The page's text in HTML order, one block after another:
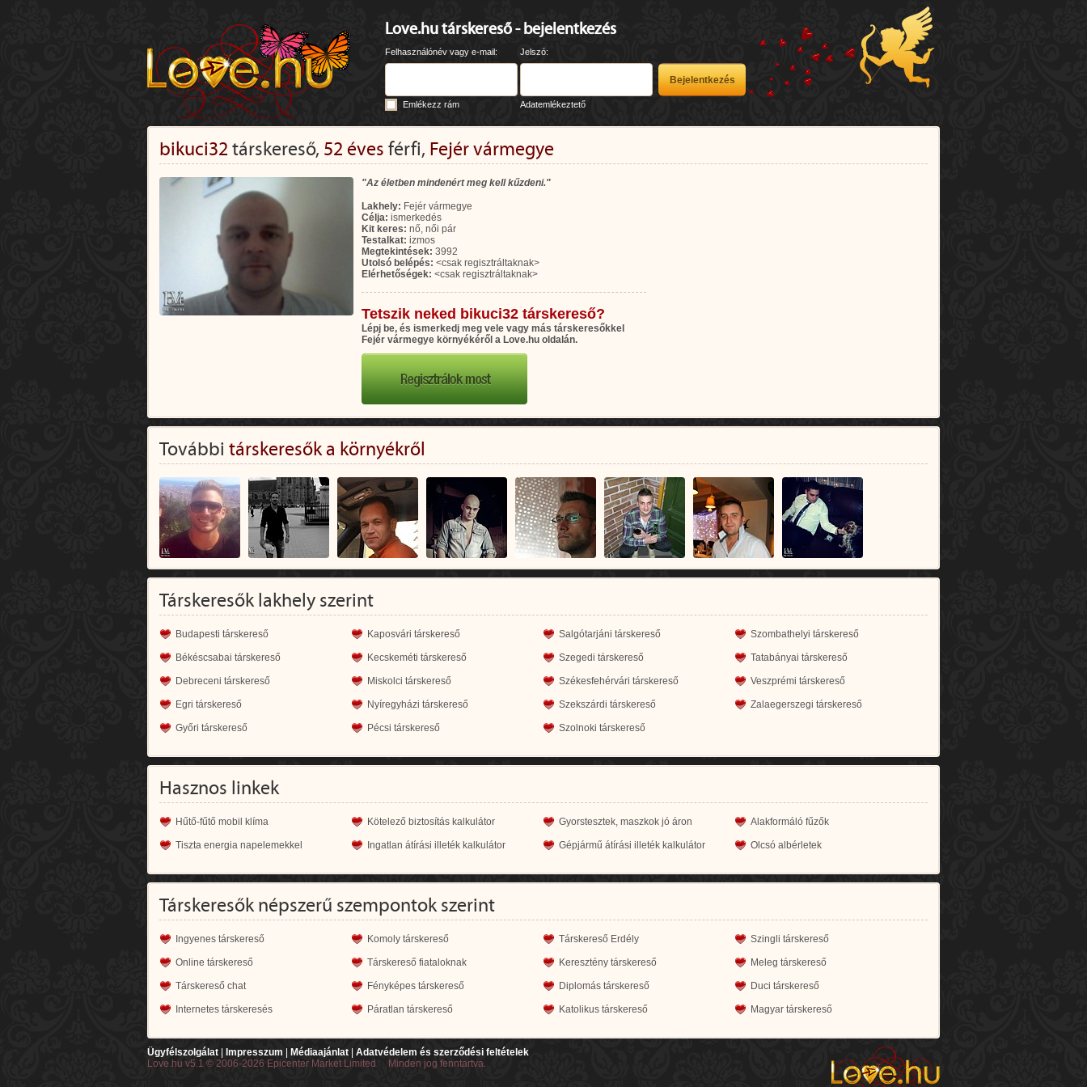
Love.hu társkereső - bejelentkezés
Felhasználónév vagy e-mail: Jelszó:
Emlékezz rám Adatemlékeztető
bikuci32 társkereső, 52 éves férfi, Fejér vármegye
"Az életben mindenért meg kell kűzdeni."
Lakhely: Fejér vármegye
Célja: ismerkedés
Kit keres: nő, női pár
Testalkat: izmos
Megtekintések: 3992
Utolsó belépés: <csak regisztráltaknak>
Elérhetőségek: <csak regisztráltaknak>
Tetszik neked bikuci32 társkereső?
Lépj be, és ismerkedj meg vele vagy más társkeresőkkel
Fejér vármegye környékéről a Love.hu oldalán.
További társkeresők a környékről
Társkeresők lakhely szerint
Budapesti társkereső Kaposvári társkereső Salgótarjáni társkereső Szombathelyi társkereső
Békéscsabai társkereső Kecskeméti társkereső Szegedi társkereső Tatabányai társkereső
Debreceni társkereső Miskolci társkereső Székesfehérvári társkereső Veszprémi társkereső
Egri társkereső Nyíregyházi társkereső Szekszárdi társkereső Zalaegerszegi társkereső
Győri társkereső Pécsi társkereső Szolnoki társkereső
Hasznos linkek
Hűtő-fűtő mobil klíma Kötelező biztosítás kalkulátor Gyorstesztek, maszkok jó áron Alakformáló fűzők
Tiszta energia napelemekkel Ingatlan átírási illeték kalkulátor Gépjármű átírási illeték kalkulátor Olcsó albérletek
Társkeresők népszerű szempontok szerint
Ingyenes társkereső Komoly társkereső Társkereső Erdély Szingli társkereső
Online társkereső Társkereső fiataloknak Keresztény társkereső Meleg társkereső
Társkereső chat Fényképes társkereső Diplomás társkereső Duci társkereső
Internetes társkeresés Páratlan társkereső Katolikus társkereső Magyar társkereső
Ügyfélszolgálat Impresszum Médiaajánlat
Adatvédelem és szerződési feltételek
Love.hu v5.1 © 2006-2026 Epicenter Market Limited Minden jog fenntartva.